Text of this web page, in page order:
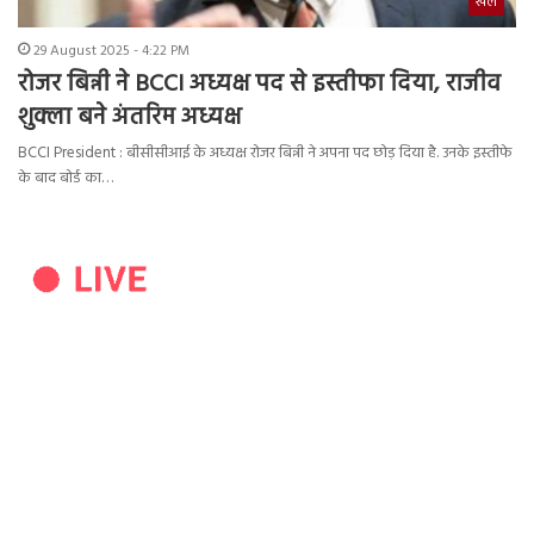
29 August 2025 - 4:22 PM
रोजर बिन्नी ने BCCI अध्यक्ष पद से इस्तीफा दिया, राजीव
शुक्ला बने अंतरिम अध्यक्ष
BCCI President : बीसीसीआई के अध्यक्ष रोजर बिन्नी ने अपना पद छोड़ दिया है. उनके इस्तीफे
के बाद बोर्ड का…